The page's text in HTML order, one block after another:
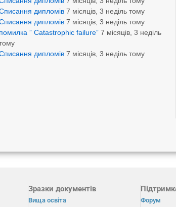
дипломів 7 місяців, 3 неділь тому
дипломів 7 місяців, 3 неділь тому
помилка ” Catastrophic failure” 7 місяців, 3 неділь
дипломів 7 місяців, 3 неділь тому
Зразки документів
Вища освіта Форум